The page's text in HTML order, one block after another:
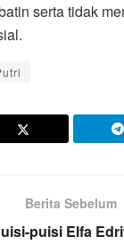
serta tidak
Berita Sebelum
puisi Elfa